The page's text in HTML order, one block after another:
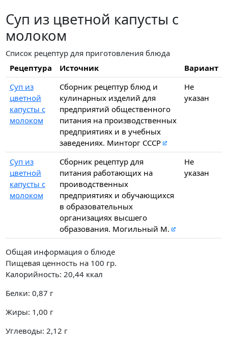
Суп из цветной капусты с
молоком
Список рецептур для приготовления блюда
Рецептура
Источник
Вариант
Суп из
цветной
капусты с
молоком
Сборник рецептур блюд и
кулинарных изделий для
предприятий общественного
питания на производственных
предприятиях и в учебных
заведениях. Минторг СССР
Не
указан
Суп из
цветной
капусты с
молоком
Сборник рецептур для
питания работающих на
проиводственных
предприятиях и обучающихся
в образовательных
организациях высшего
образования. Могильный М.
Не
указан
Общая информация о блюде
Пищевая ценность на 100 гр.
Калорийность: 20,44 ккал
Белки: 0,87 г
Жиры: 1,00 г
Углеводы: 2,12 г